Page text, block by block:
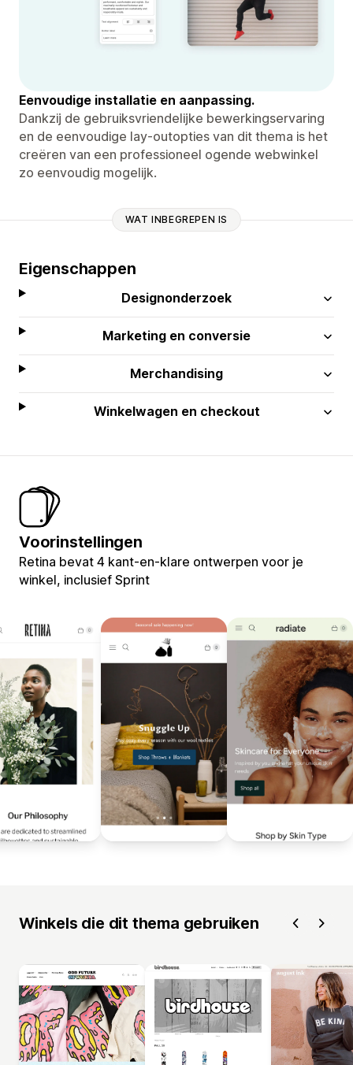
Eenvoudige installatie en aanpassing.
Dankzij de gebruiksvriendelijke bewerkingservaring
en de eenvoudige lay-outopties van dit thema is het
creëren van een professioneel ogende webwinkel
zo eenvoudig mogelijk.
WAT INBEGREPEN IS
Eigenschappen
Designonderzoek
Marketing en conversie
Merchandising
Winkelwagen en checkout
Voorinstellingen
Retina bevat 4 kant-en-klare ontwerpen voor je
winkel, inclusief Sprint
Winkels die dit thema gebruiken